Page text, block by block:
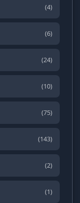
(4)
(6)
(24)
(10)
(75)
(143)
(2)
(1)